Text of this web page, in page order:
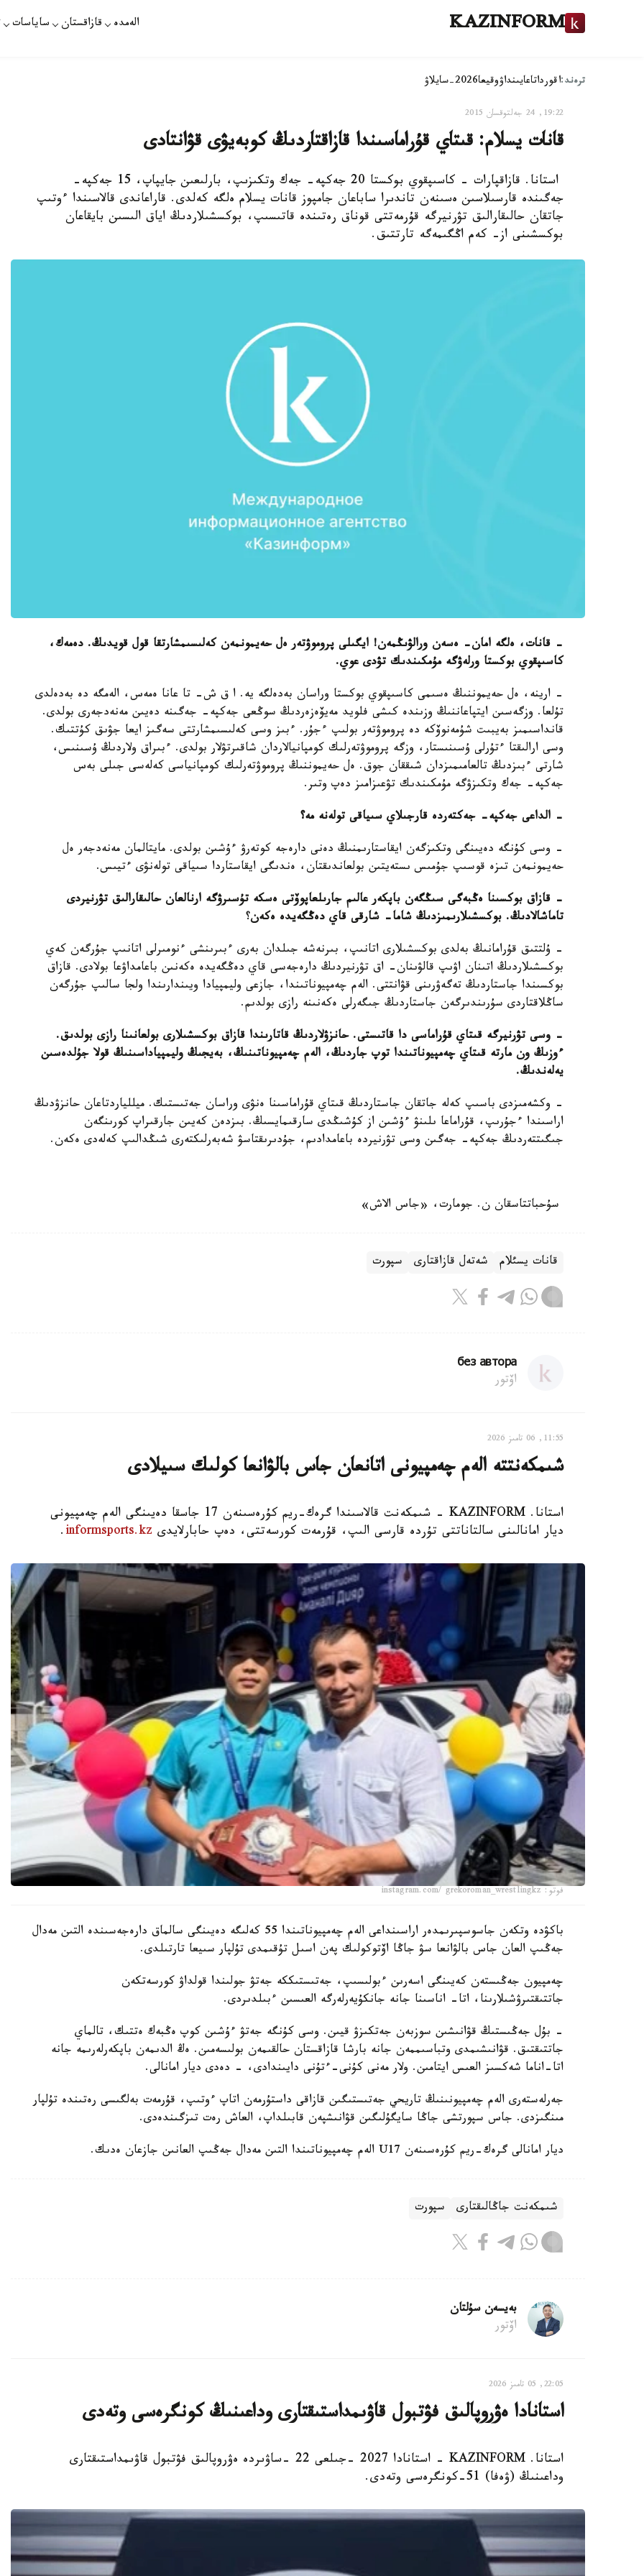
KAZINFORM الەمدە قازاقستان ساياسات
ترەند:اقورداتاعايىنداۋوقيعا2026-سايلاۋ
19:22, 24 جەلتوقسان 2015
قانات يسلام: قىتاي قۇراماسىندا قازاقتاردىڭ كوبەيۋى قۋانتادى
استانا. قازاقپارات - كاسىپقوي بوكستا 20 جەكپە- جەك وتكىزىپ، بارلىعىن جايپاپ، 15 جەكپە-
جەگىندە قارسىلاسىن ەسىنەن تاندىرا ساباعان جامپوز قانات يسلام ەلگە كەلدى. قاراعاندى قالاسىندا ءوتىپ
جاتقان حالىقارالىق تۋرنيرگە قۇرمەتتى قوناق رەتىندە قاتىسىپ، بوكسشىلاردىڭ اياق الىسىن بايقاعان
بوكسشىنى از- كەم اڭگىمەگە تارتتىق.
- قانات، ەلگە امان- ەسەن ورالۋىڭمەن! ايگىلى پروموۋتەر ەل حەيمونمەن كەلىسىمشارتقا قول قويدىڭ. دەمەك،
كاسىپقوي بوكستا ورلەۋگە مۇمكىندىك تۋدى عوي.
- ارينە، ەل حەيموننىڭ ەسىمى كاسىپقوي بوكستا وراسان بەدەلگە يە. ا ق ش- تا عانا ەمەس، الەمگە دە بەدەلدى
تۇلعا. وزگەسىن ايتپاعاننىڭ وزىندە كىشى فلويد مەيۆەزەردىڭ سوڭعى جەكپە- جەگىنە دەيىن مەنەدجەرى بولدى.
قانداسىمىز بەيبىت شۇمەنوۆكە دە پروموۋتەر بولىپ ءجۇر. ءبىز وسى كەلىسىمشارتتى سەگىز ايعا جۋىق كۇتتىك.
وسى ارالىقتا ءتۇرلى ۇسىنىستار، وزگە پروموۋتەرلىك كومپانيالاردان شاقىرتۋلار بولدى. ءبىراق ولاردىڭ ۇسىنىس،
شارتى ءبىزدىڭ تالعامىمىزدان شىققان جوق. ەل حەيموننىڭ پروموۋتەرلىك كومپانياسى كەلەسى جىلى بەس
جەكپە- جەك وتكىزۋگە مۇمكىندىك تۋعىزامىز دەپ وتىر.
- الداعى جەكپە- جەكتەردە قارجىلاي سىياقى تولەنە مە؟
- وسى كۇنگە دەيىنگى وتكىزگەن ايقاستارىمنىڭ دەنى دارەجە كوتەرۋ ءۇشىن بولدى. مايتالمان مەنەدجەر ەل
حەيمونمەن تىزە قوسىپ جۇمىس ىستەيتىن بولعاندىقتان، ەندىگى ايقاستاردا سىياقى تولەنۋى ءتيىس.
- قازاق بوكسىنا ەڭبەگى سىڭگەن باپكەر عالىم جارىلعاپوۆتى ەسكە تۇسىرۋگە ارنالعان حالىقارالىق تۋرنيردى
تاماشالادىڭ. بوكسشىلارىمىزدىڭ شاما- شارقى قاي دەڭگەيدە ەكەن؟
- ۇلتتىق قۇرامانىڭ بەلدى بوكسشىلارى اتانىپ، بىرنەشە جىلدان بەرى ءبىرىنشى ءنومىرلى اتانىپ جۇرگەن كەي
بوكسشىلاردىڭ اتىنان اۋىپ قالۋىنان- اق تۋرنيردىڭ دارەجەسى قاي دەڭگەيدە ەكەنىن باعامداۋعا بولادى. قازاق
بوكسىندا جاستاردىڭ تەگەۋرىنى قۋانتتى. الەم چەمپيوناتىندا، جازعى وليمپيادا ويىندارىندا ولجا سالىپ جۇرگەن
ساڭلاقتاردى سۇرىندىرگەن جاستاردىڭ جىگەرلى ەكەنىنە رازى بولدىم.
- وسى تۋرنيرگە قىتاي قۇراماسى دا قاتىستى. حانزۋلاردىڭ قاتارىندا قازاق بوكسشىلارى بولعانىنا رازى بولدىق.
ءوزىڭ ون مارتە قىتاي چەمپيوناتىندا توپ جاردىڭ، الەم چەمپيوناتىنىڭ، بەيجىڭ وليمپياداسىنىڭ قولا جۇلدەسىن
يەلەندىڭ.
- وكشەمىزدى باسىپ كەلە جاتقان جاستاردىڭ قىتاي قۇراماسىنا ەنۋى وراسان جەتىستىك. ميللياردتاعان حانزۋدىڭ
اراسىندا ءجۇرىپ، قۇراماعا ىلىنۋ ءۇشىن از كۇشىڭدى سارقىمايسىڭ. بىزدەن كەيىن جارقىراپ كورىنگەن
جىگىتتەردىڭ جەكپە- جەگىن وسى تۋرنيردە باعامدادىم، جۇدىرىقتاسۋ شەبەرلىكتەرى شىڭدالىپ كەلەدى ەكەن.
سۇحباتتاسقان ن. جومارت، «جاس الاش»
قانات يسئلام شەتەل قازاقتارى سپورت
без автора
اۆتور
11:55, 06 تامىز 2026
شىمكەنتتە الەم چەمپيونى اتانعان جاس بالۋانعا كولىك سىيلادى
استانا. KAZINFORM - شىمكەنت قالاسىندا گرەك-ريم كۇرەسىنەن 17 جاسقا دەيىنگى الەم چەمپيونى
ديار امانالىنى سالتاناتتى تۇردە قارسى الىپ، قۇرمەت كورسەتتى، دەپ حابارلايدى informsports.kz
.
فوتو: instagram.com/ grekoroman_wrestlingkz
باكۋدە وتكەن جاسوسپىرىمدەر اراسىنداعى الەم چەمپيوناتىندا 55 كەلىگە دەيىنگى سالماق دارەجەسىندە التىن مەدال
جەڭىپ العان جاس بالۋانعا سۋ جاڭا اۆتوكولىك پەن اسىل تۇقىمدى تۇلپار سىيعا تارتىلدى.
چەمپيون جەڭىستەن كەيىنگى اسەرىن ءبولىسىپ، جەتىستىككە جەتۋ جولىندا قولداۋ كورسەتكەن
جاتتىقتىرۋشىلارىنا، اتا- اناسىنا جانە جانكۇيەرلەرگە العىسىن ءبىلدىردى.
- بۇل جەڭىستىڭ قۋانىشىن سوزبەن جەتكىزۋ قيىن. وسى كۇنگە جەتۋ ءۇشىن كوپ ەڭبەك ەتتىك، تالماي
جاتتىقتىق. قۋانىشىمدى وتباسىممەن جانە بارشا قازاقستان حالقىمەن بولىسەمىن. ەڭ الدىمەن باپكەرلەرىمە جانە
اتا-اناما شەكسىز العىس ايتامىن. ولار مەنى كۇنى-ءتۇنى دايىندادى، - دەدى ديار امانالى.
جەرلەستەرى الەم چەمپيونىنىڭ تاريحي جەتىستىگىن قازاقى داستۇرمەن اتاپ ءوتىپ، قۇرمەت بەلگىسى رەتىندە تۇلپار
مىنگىزدى. جاس سپورتشى جاڭا سايگۇلىگىن قۋانىشپەن قابىلداپ، العاش رەت تىزگىندەدى.
ديار امانالى گرەك-ريم كۇرەسىنەن U17 الەم چەمپيوناتىندا التىن مەدال جەڭىپ العانىن جازعان ەدىك.
شىمكەنت جاڭالىقتارى سپورت
بەيسەن سۇلتان
اۆتور
22:05, 05 تامىز 2026
استانادا ەۋروپالىق فۋتبول قاۋىمداستىقتارى وداعىنىڭ كونگرەسى وتەدى
استانا. KAZINFORM - استانادا 2027 -جىلعى 22 -ساۋىردە ەۋروپالىق فۋتبول قاۋىمداستىقتارى
وداعىنىڭ (ۋەفا) 51-كونگرەسى وتەدى.